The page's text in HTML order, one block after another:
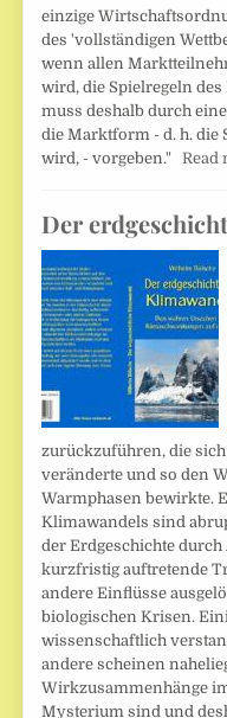
einzige
des 'vollständigen
wenn allen
wird, die Spielregeln
muss deshalb durch
die Marktform - d. h. die
wird, - vorgeben."Read
Der
zurückzuführen, die
veränderte und so den
Warmphasen bewirkte.
Klimawandels sind
der Erdgeschichte
kurzfristig auftretende
andere Einflüsse
biologischen Krisen.
wissenschaftlich
andere scheinen
Wirkzusammenhänge
Mysterium sind und